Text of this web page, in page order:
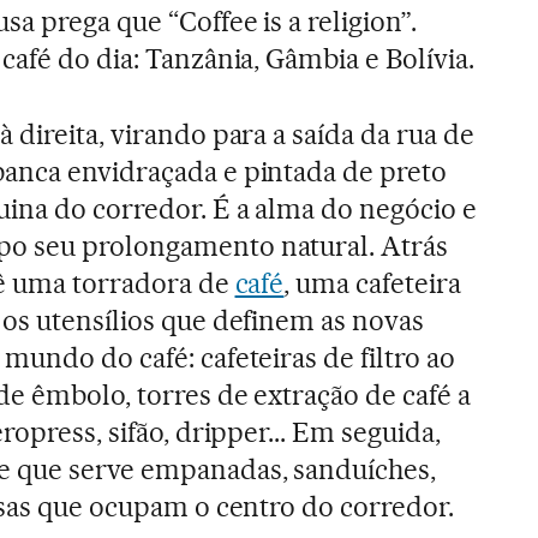
prega que “Coffee is a religion”.
do dia: Tanzânia, Gâmbia e Bolívia.
direita, virando para a saída da rua de
envidraçada e pintada de preto
do corredor. É a alma do negócio e
seu prolongamento natural. Atrás
uma torradora de café, uma cafeteira
utensílios que definem as novas
do café: cafeteiras de filtro ao
êmbolo, torres de extração de café a
sifão, dripper... Em seguida,
que serve empanadas, sanduíches,
que ocupam o centro do corredor.